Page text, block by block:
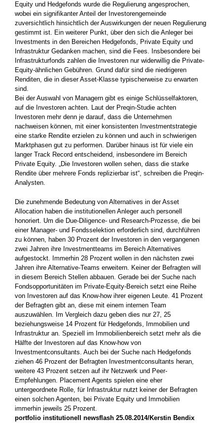
Equity und Hedgefonds wurde die Regulierung angesprochen,
wobei ein signifikanter Anteil der Investorengemeinde
zuversichtlich hinsichtlich der Auswirkungen der neuen Regulierung
gestimmt ist. Ein weiterer Punkt, über den sich die Anleger bei
Investments in den Bereichen Hedgefonds, Private Equity und
Infrastruktur Gedanken machen, sind die Fees. Insbesondere bei
Infrastrukturfonds zahlen die Investoren nur widerwillig die Private-
Equity-ähnlichen Gebühren. Grund dafür sind die niedrigeren
Renditen, die in dieser Asset-Klasse typischerweise zu erwarten
sind.
Bei der Auswahl von Managern gibt es einige Schlüsselfaktoren,
auf die Investoren achten. Laut der Preqin-Studie achten
Investoren mehr denn je darauf, dass die Unternehmen
nachweisen können, mit einer konsistenten Investmentstrategie
eine starke Rendite erzielen zu können und auch in schwierigen
Marktphasen gut zu performen. Darüber hinaus ist für viele ein
langer Track Record entscheidend, insbesondere im Bereich
Private Equity. „Die Investoren wollen sehen, dass die starke
Rendite über mehrere Fonds replizierbar ist“, schreiben die Preqin-
Analysten.
Die zunehmende Bedeutung von Alternatives in der Asset
Allocation haben die institutionellen Anleger auch personell
honoriert. Um die Due-Diligence- und Research-Prozesse, die bei
einer Manager- und Fondsselektion erforderlich sind, durchführen
zu können, haben 30 Prozent der Investoren in den vergangenen
zwei Jahren ihre Investmentteams im Bereich Alternatives
aufgestockt. Immerhin 28 Prozent wollen in den nächsten zwei
Jahren ihre Alternative-Teams erweitern. Keiner der Befragten will
in diesem Bereich Stellen abbauen. Gerade bei der Suche nach
Fondsopportunitäten im Private-Equity-Bereich setzt eine Reihe
von Investoren auf das Know-how ihrer eigenen Leute. 41 Prozent
der Befragten gibt an, diese mit einem internen Team
auszuwählen. Im Vergleich dazu geben dies nur 27, 25
beziehungsweise 14 Prozent für Hedgefonds, Immobilien und
Infrastruktur an. Speziell im Immobilienbereich setzt mehr als die
Hälfte der Investoren auf das Know-how von
Investmentconsultants. Auch bei der Suche nach Hedgefonds
ziehen 46 Prozent der Befragten Investmentconsultants heran,
weitere 43 Prozent setzen auf ihr Netzwerk und Peer-
Empfehlungen. Placement Agents spielen eine eher
untergeordnete Rolle, für Infrastruktur nutzt keiner der Befragten
einen solchen Agenten, bei Private Equity und Immobilien
immerhin jeweils 25 Prozent.
portfolio institutionell newsflash 25.08.2014/Kerstin Bendix